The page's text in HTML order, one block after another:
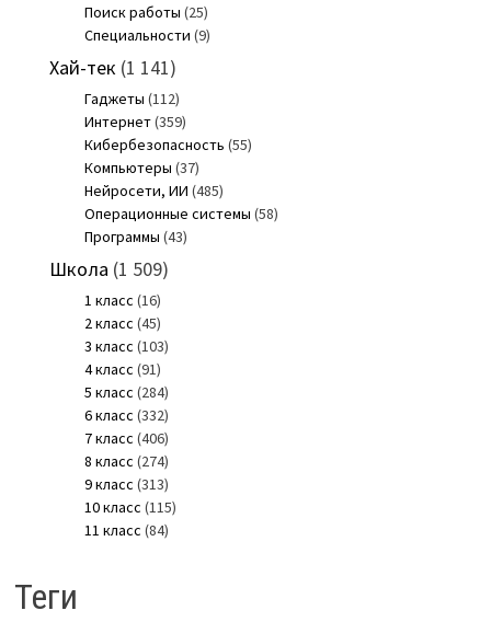
Поиск работы (25)
Специальности (9)
Хай-тек (1 141)
Гаджеты (112)
Интернет(359)
Кибербезопасность (55)
Компьютеры (37)
Нейросети, ИИ (485)
Операционные системы (58)
Программы (43)
Школа (1 509)
1 класс (16)
2 класс (45)
3 класс (103)
4 класс (91)
5 класс (284)
6 класс (332)
7 класс (406)
8 класс (274)
9 класс (313)
10 класс (115)
11 класс (84)
Теги